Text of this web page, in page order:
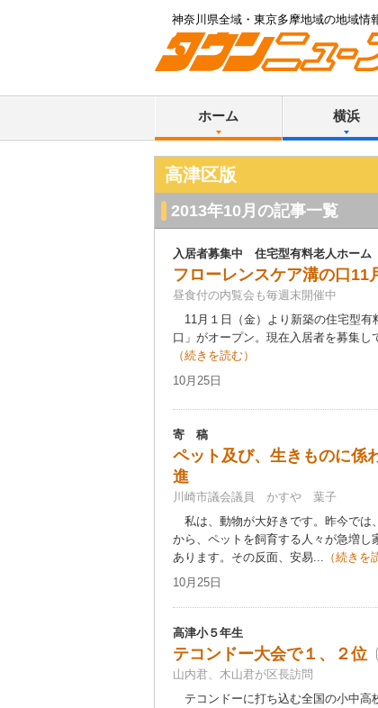
神奈川県全域・東京多摩地域の地域情
ホーム 横浜
高津区版
2013年10月の記事一覧
入居者募集中 住宅型有料老人ホーム
フローレンスケア溝の口11
昼食付の内覧会も毎週末開催中
11月１日（金）より新築の住宅型有
口」がオープン。現在入居者を募集
（続きを読む）
10月25日
寄 稿
ペット及び、生きものに係
進
川崎市議会議員 かすや 葉子
私は、動物が大好きです。昨今では
から、ペットを飼育する人々が急増し
あります。その反面、安易... （続きを
10月25日
高津小５年生
テコンドー大会で１、２位
山内君、木山君が区長訪問
テコンドーに打ち込む全国の小中高